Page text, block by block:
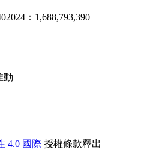
2024：1,688,793,390
動
4.0 國際 授權條款釋出